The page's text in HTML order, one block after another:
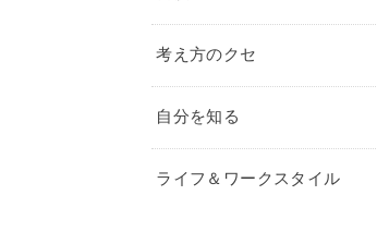
考え方のクセ
自分を知る
ライフ＆ワークスタイル